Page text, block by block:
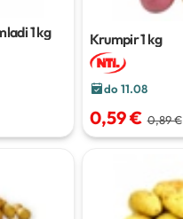
1 kg Krumpir1 kg
do 11.08
0,59 € 0,89 €